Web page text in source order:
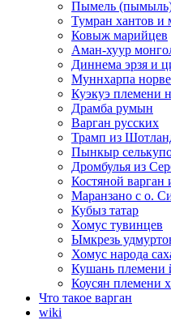
Пымель
Тумран хантов и
Ковыж марийцев
Аман-хуур
Диннема эрзя и
Муннхарпа
Куэкуэ племени
Драмба румын
Варган русских
Трамп из
Пынкыр
Дромбулья из
Костяной
Маранзано с о.
Кубыз татар
Хомус тувинцев
Ымкрезь
Хомус народа
Кушань племени
Коусян племени
Что такое варган
wiki